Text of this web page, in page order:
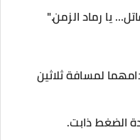
يا رماد الزمن."
لمسافة ثلاثين
الضغط ذابت.